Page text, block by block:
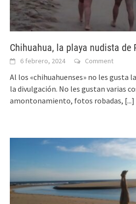
Chihuahua, la playa nudista de
6 febrero, 2024 Comment
Al los «chihuahuenses» no les gusta
la divulgación. No les gustan varias
amontonamiento, fotos robadas, [...]